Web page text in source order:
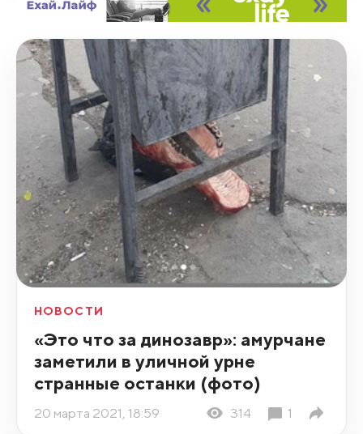
НОВОСТИ
«Это что за динозавр»: амурчане
заметили в уличной урне
странные останки (фото)
20 марта 2021, 18:59 314 1